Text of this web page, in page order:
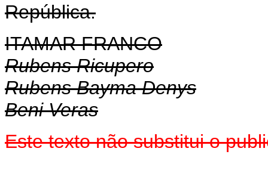
República.
ITAMAR FRANCO
Rubens Ricupero
Rubens Bayma Denys
Beni Veras
Este texto não substitui o